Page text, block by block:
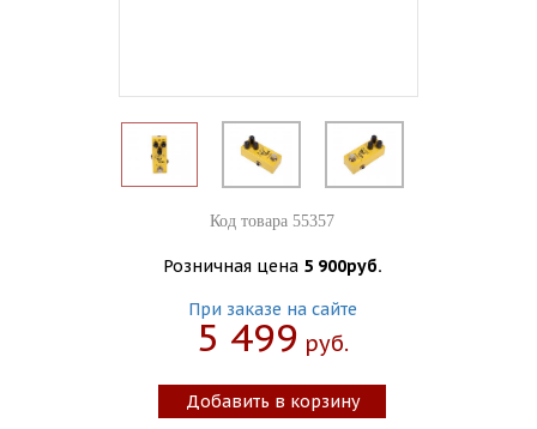
Код товара 55357
Розничная цена 5 900руб.
При заказе на сайте
5 499 Руб.
Добавить в корзину